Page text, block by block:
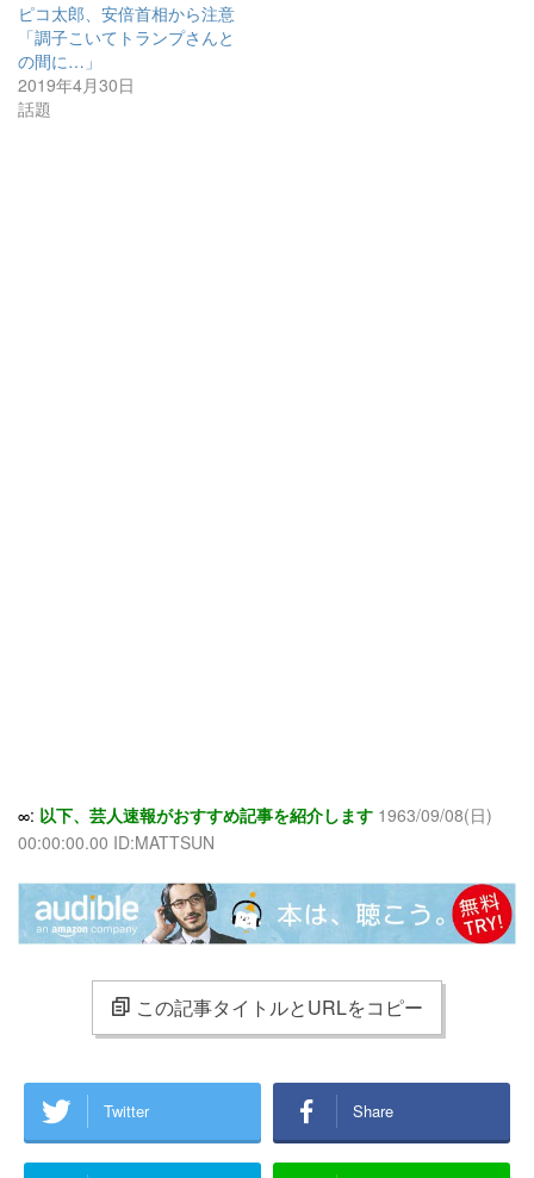
ピコ太郎、安倍首相から注意
「調子こいてトランプさんと
の間に…」
2019年4月30日
話題
∞: 以下、芸人速報がおすすめ記事を紹介します 1963/09/08(日)
00:00:00.00 ID:MATTSUN
この記事タイトルとURLをコピー
Twitter Share